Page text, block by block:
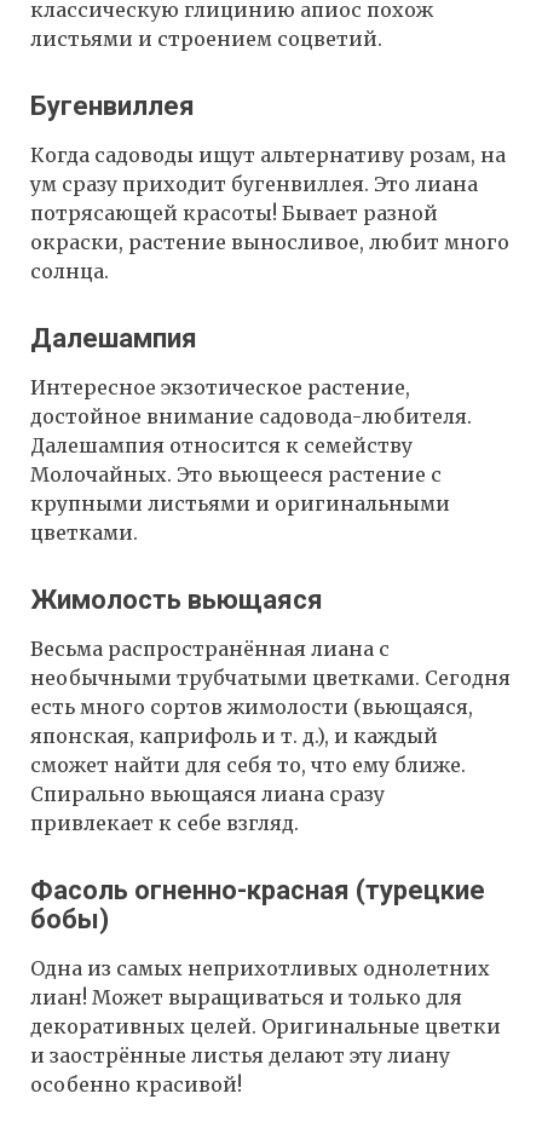
классическую глицинию апиос похож
листьями и строением соцветий.
Бугенвиллея
Когда садоводы ищут альтернативу розам, на
ум сразу приходит бугенвиллея. Это лиана
потрясающей красоты! Бывает разной
окраски, растение выносливое, любит много
солнца.
Далешампия
Интересное экзотическое растение,
достойное внимание садовода-любителя.
Далешампия относится к семейству
Молочайных. Это вьющееся растение с
крупными листьями и оригинальными
цветками.
Жимолость вьющаяся
Весьма распространённая лиана с
необычными трубчатыми цветками. Сегодня
есть много сортов жимолости (вьющаяся,
японская, каприфоль и т. д.), и каждый
сможет найти для себя то, что ему ближе.
Спирально вьющаяся лиана сразу
привлекает к себе взгляд.
Фасоль огненно-красная (турецкие
бобы)
Одна из самых неприхотливых однолетних
лиан! Может выращиваться и только для
декоративных целей. Оригинальные цветки
и заострённые листья делают эту лиану
особенно красивой!